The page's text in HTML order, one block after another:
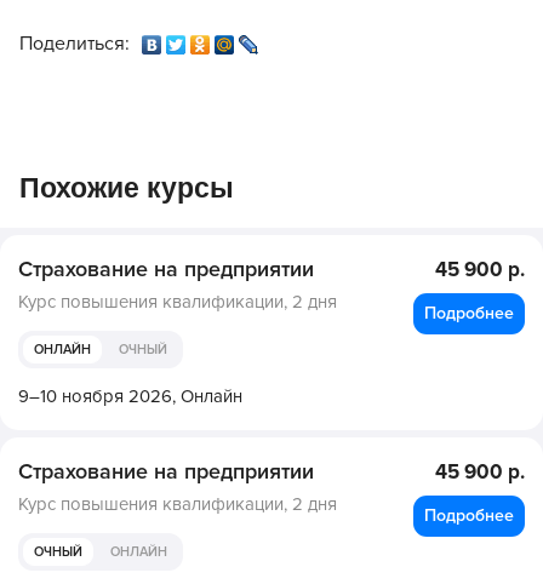
Поделиться:
Похожие курсы
Страхование на предприятии
Курс повышения квалификации, 2 дня
ОНЛАЙН ОЧНЫЙ
9–10 ноября 2026, Онлайн
45 900 р.
Подробнее
Страхование на предприятии
Курс повышения квалификации, 2 дня
ОЧНЫЙ ОНЛАЙН
45 900 р.
Подробнее